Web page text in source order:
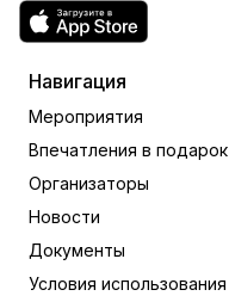
Навигация
Мероприятия
Впечатления в подарок
Организаторы
Новости
Документы
Условия использования